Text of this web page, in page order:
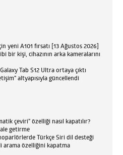
yeni A101 fırsatı [13 Ağustos 2026]
bir kişi, cihazının arka kameralarını
Tab S12 Ultra ortaya çıktı
altyapısıyla güncellendi
çeviri” özelliği nasıl kapatılır?
getirme
Türkçe Siri dil desteği
arama özelliğini kapatma